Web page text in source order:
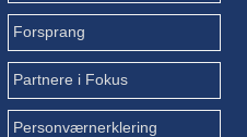
Forsprang
Partnere i Fokus
Personværnerklering